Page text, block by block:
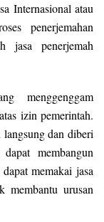
Internasional atau
penerjemahan
jasa penerjemah
menggenggam
izin pemerintah.
dan diberi
membangun
memakai jasa
membantu urusan